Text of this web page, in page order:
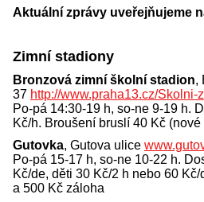
Aktuální zprávy uveřejňujeme
Zimní stadiony
Bronzová zimní školní stadion,
37 http://www.praha13.cz/
Po-pá 14:30-19 h, so-ne 9-19 h.
Kč/h. Broušení bruslí 40 Kč
Gutovka, Gutova ulice
Po-pá 15-17 h, so-ne 10-22 h.
Kč/de, děti 30 Kč/2 h nebo 60
a 500 Kč záloha